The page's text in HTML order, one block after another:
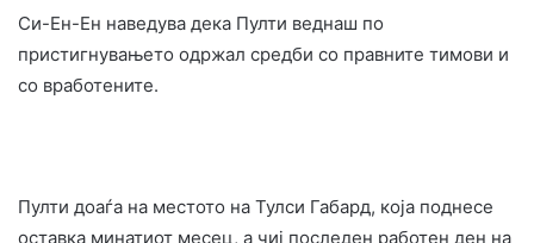
Си-Ен-Ен наведува дека Пулти веднаш по
пристигнувањето одржал средби со правните тимови и
со вработените.
Пулти доаѓа на местото на Тулси Габард, која поднесе
оставка минатиот месец, а чиј последен работен ден на